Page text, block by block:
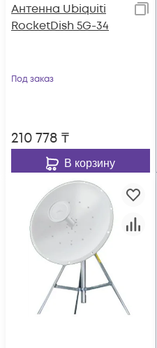
Антенна Ubiquiti
RocketDish 5G-34
Под заказ
210 778 ₸
В корзину